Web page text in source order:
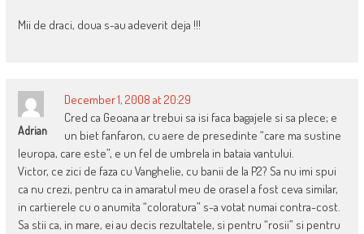
Mii de draci, doua s-au adeverit deja !!!
Adrian
December 1, 2008 at 20:29
Cred ca Geoana ar trebui sa isi faca bagajele si sa plece; e
un biet fanfaron, cu aere de presedinte “care ma sustine
Ieuropa, care este”, e un fel de umbrela in bataia vantului.
Victor, ce zici de faza cu Vanghelie, cu banii de la P2? Sa nu imi spui
ca nu crezi, pentru ca in amaratul meu de orasel a fost ceva similar,
in cartierele cu o anumita “coloratura” s-a votat numai contra-cost.
Sa stii ca, in mare, ei au decis rezultatele, si pentru “rosii” si pentru